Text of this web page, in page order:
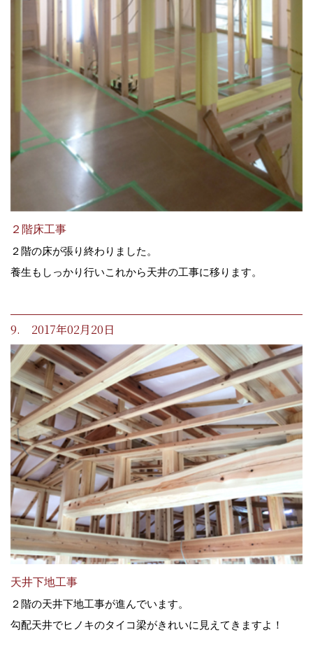
２階床工事
２階の床が張り終わりました。
養生もしっかり行いこれから天井の工事に移ります。
9. 2017年02月20日
天井下地工事
２階の天井下地工事が進んでいます。
勾配天井でヒノキのタイコ梁がきれいに見えてきますよ！